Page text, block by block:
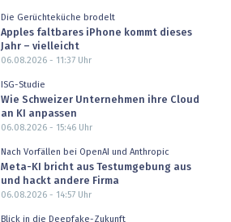
Die Gerüchteküche brodelt
Apples faltbares iPhone kommt dieses
Jahr – vielleicht
06.08.2026 - 11:37Uhr
ISG-Studie
Wie Schweizer Unternehmen ihre Cloud
an KI anpassen
06.08.2026 - 15:46Uhr
Nach Vorfällen bei OpenAI und Anthropic
Meta-KI bricht aus Testumgebung aus
und hackt andere Firma
06.08.2026 - 14:57Uhr
Blick in die Deepfake-Zukunft